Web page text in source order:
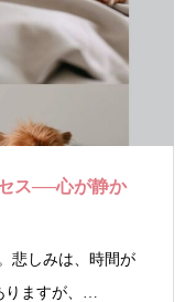
ス──心が静か
悲しみは、時間が
りますが、…